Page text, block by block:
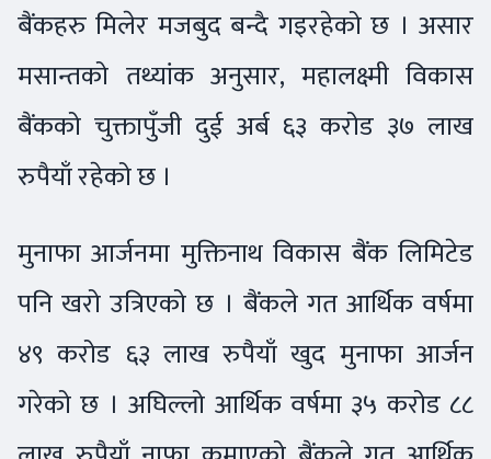
बैंकहरु मिलेर मजबुद बन्दै गइरहेको छ । असार
मसान्तको तथ्यांक अनुसार, महालक्ष्मी विकास
बैंकको चुक्तापुँजी दुई अर्ब ६३ करोड ३७ लाख
रुपैयाँ रहेको छ ।
मुनाफा आर्जनमा मुक्तिनाथ विकास बैंक लिमिटेड
पनि खरो उत्रिएको छ । बैंकले गत आर्थिक वर्षमा
४९ करोड ६३ लाख रुपैयाँ खुद मुनाफा आर्जन
गरेको छ । अघिल्लो आर्थिक वर्षमा ३५ करोड ८८